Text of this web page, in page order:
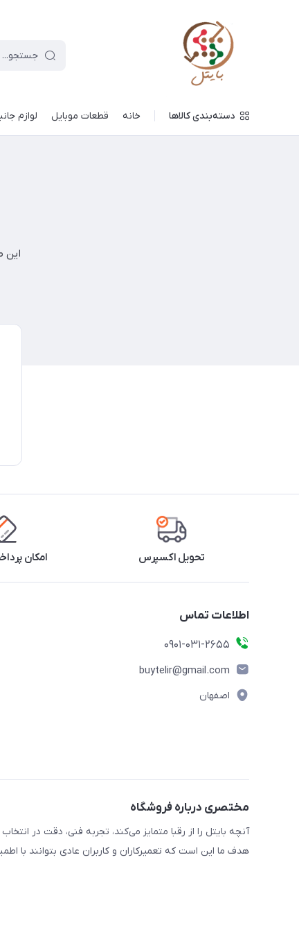
دسته‌بندی کالاها خانه قطعات موبایل لوازم
این
تحویل اکسپرس امکان
اطلاعات تماس
0901-031-2655
buytelir@gmail.com
اصفهان
مختصری درباره فروشگاه
آنچه بایتل را از رقبا متمایز می‌کند، تجربه فنی، دقت در
هدف ما این است که تعمیرکاران و کاربران عادی بتوانند